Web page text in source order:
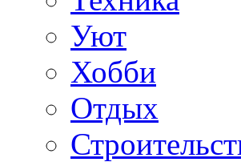
Уют
Хобби
Отдых